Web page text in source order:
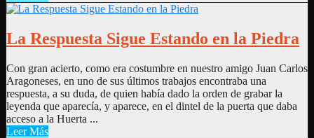
La Respuesta Sigue Estando en la Piedra
Con gran acierto, como era costumbre en nuestro amigo Juan Carlos
Aragoneses, en uno de sus últimos trabajos encontraba una
respuesta, a su duda, de quien había dado la orden de grabar la
leyenda que aparecía, y aparece, en el dintel de la puerta que daba
acceso a la Huerta ...
Leer Más